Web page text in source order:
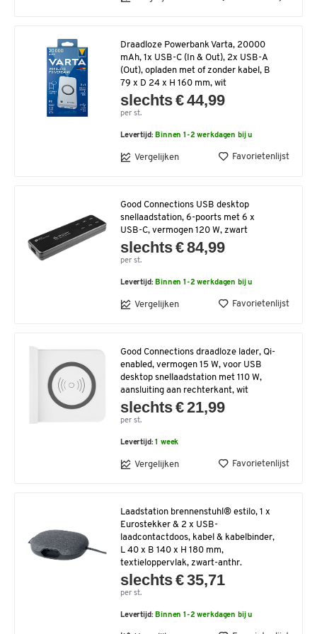
Draadloze Powerbank Varta, 20000
mAh, 1x USB-C (In & Out), 2x USB-A
(Out), opladen met of zonder kabel, B
79 x D 24 x H 160 mm, wit
slechts € 44,99
per st.
Levertijd: Binnen 1-2 werkdagen bij u
Vergelijken Favorietenlijst
Good Connections USB desktop
snellaadstation, 6-poorts met 6 x
USB-C, vermogen 120 W, zwart
slechts € 84,99
per st.
Levertijd: Binnen 1-2 werkdagen bij u
Vergelijken Favorietenlijst
Good Connections draadloze lader, Qi-
enabled, vermogen 15 W, voor USB
desktop snellaadstation met 110 W,
aansluiting aan rechterkant, wit
slechts € 21,99
per st.
Levertijd:1 week
Vergelijken Favorietenlijst
Laadstation brennenstuhl® estilo, 1 x
Eurostekker & 2 x USB-
laadcontactdoos, kabel & kabelbinder,
L 40 x B 140 x H 180 mm,
textieloppervlak, zwart-anthr.
slechts € 35,71
per st.
Levertijd: Binnen 1-2 werkdagen bij u